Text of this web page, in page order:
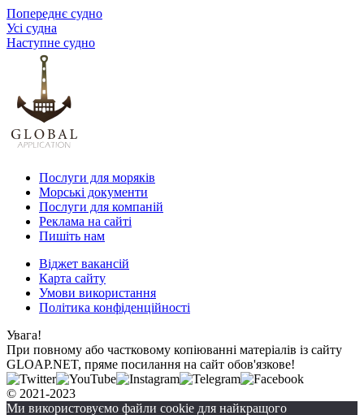
Попереднє судно
Усі судна
Наступне судно
Послуги для моряків
Морські документи
Послуги для компаній
Реклама на сайті
Пишіть нам
Віджет вакансій
Карта сайту
Умови використання
Політика конфіденційності
Увага!
При повному або частковому копіюванні матеріалів із сайту
GLOAP.NET, пряме посилання на сайт обов'язкове!
© 2021-2023
Ми використовуємо файли cookie для найкращого